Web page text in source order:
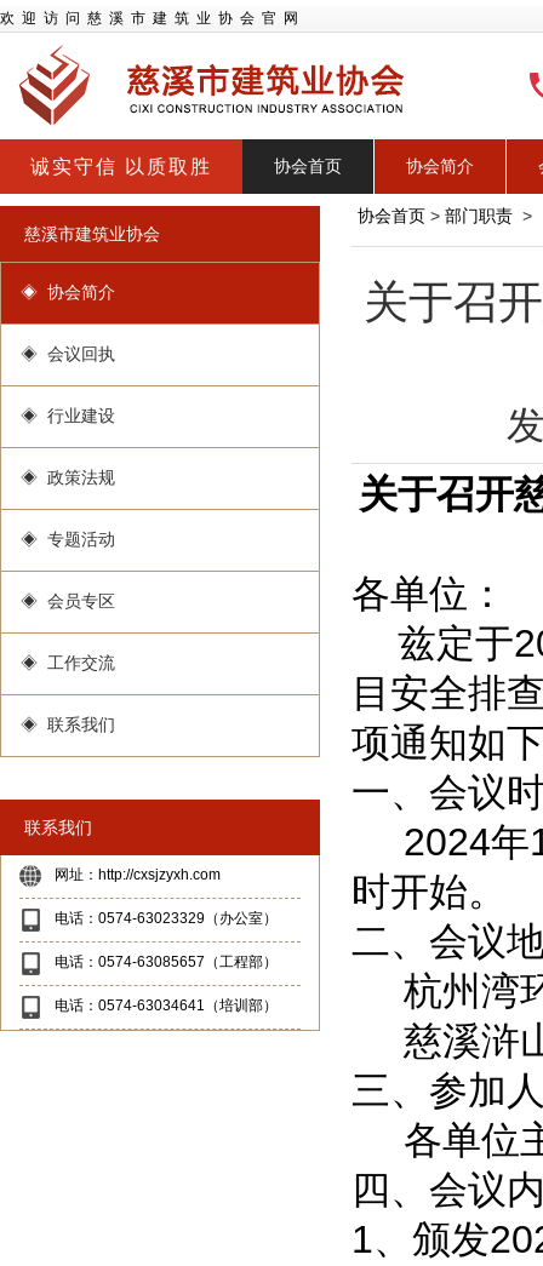
欢迎访问慈溪市建筑业协会官网
诚实守信 以质取胜 协会首页 协会简介
慈溪市建筑业协会
◈ 协会简介
◈ 会议回执
◈ 行业建设
◈ 政策法规
◈ 专题活动
◈ 会员专区
◈ 工作交流
◈ 联系我们
联系我们
网址：http://cxsjzyxh.com
电话：0574-63023329（办公室）
电话：0574-63085657（工程部）
电话：0574-63034641（培训部）
协会首页 > 部门职责 >
关于召
关于召开
各单位：
兹定于
目安全排
项通知如
一、会议
2024年
时开始。
二、会议
杭州湾
慈溪浒
三、参加
各单位
四、会议
1、颁发